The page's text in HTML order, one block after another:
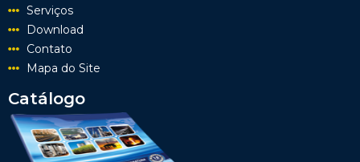
Serviços
Download
Contato
Mapa do Site
Catálogo